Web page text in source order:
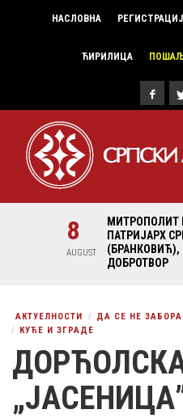
НАСЛОВНА
ЋИРИЛИЦА
8
AUGUST
МИТРОПОЛИТ
ПАТРИЈАРХ
(БРАНКОВИЋ),
ДОБРОТВОР
АКТУЕЛНОСТИ ДА СЕ НЕ
КУЋЕ И ЗГРАДЕ